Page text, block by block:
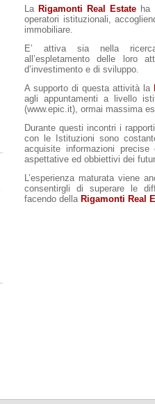
La Rigamonti Real Estate ha
operatori istituzionali,
immobiliare.
E’ attiva sia nella
all’espletamento delle loro
d’investimento e di sviluppo.
A supporto di questa attività la
agli appuntamenti a livello
(www.epic.it), ormai massima
Durante questi incontri i
con le Istituzioni sono
acquisite informazioni
aspettative ed obbiettivi dei
L’esperienza maturata viene
consentirgli di superare le
facendo della Rigamonti Real